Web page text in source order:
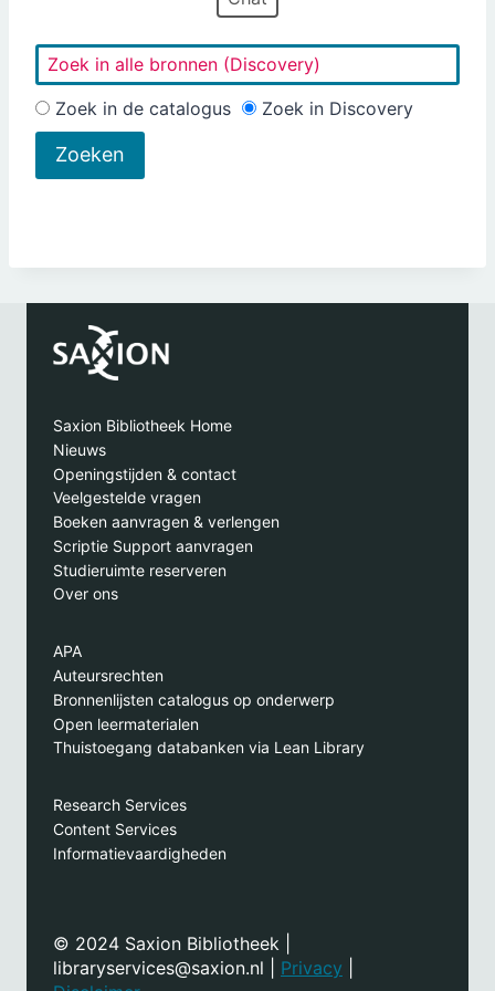
Zoek in de catalogus Zoek in Discovery
Saxion Bibliotheek Home
Nieuws
Openingstijden & contact
Veelgestelde vragen
Boeken aanvragen & verlengen
Scriptie Support aanvragen
Studieruimte reserveren
Over ons
APA
Auteursrechten
Bronnenlijsten catalogus op onderwerp
Open leermaterialen
Thuistoegang databanken via Lean Library
Research Services
Content Services
Informatievaardigheden
© 2024 Saxion Bibliotheek |
libraryservices@saxion.nl | Privacy